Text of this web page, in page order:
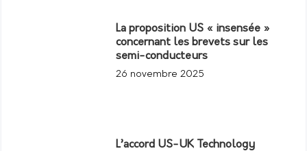
La proposition US « insensée »
concernant les brevets sur les
semi-conducteurs
26 novembre 2025
L’accord US-UK Technology